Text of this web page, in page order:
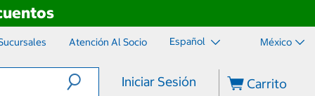
Atención Al Socio Español México
Iniciar Sesión Carrito